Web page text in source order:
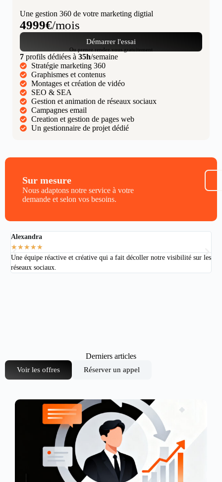
Une gestion 360 de votre marketing digtial
4999€/mois
Démarrer l'essai
Ou prenez rendez vous gratuitement
7 profils dédiées à 35h/semaine
Stratégie marketing 360
Graphismes et contenus
Montages et création de vidéo
SEO & SEA
Gestion et animation de réseaux sociaux
Campagnes email
Creation et gestion de pages web
Un gestionnaire de projet dédié
Sur mesure
Nous adaptons notre service à votre
demande et selon vos besoins.
Alexandra
★★★★★
Une équipe réactive et créative qui a fait décoller notre visibilité sur les
réseaux sociaux.
Derniers articles
Voir les offres Réserver un appel